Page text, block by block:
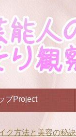
プProject
ク方法と美容の秘訣